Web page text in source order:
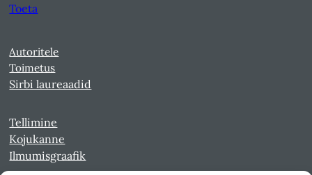
Toeta
Autoritele
Toimetus
Sirbi laureaadid
Tellimine
Kojukanne
Ilmumisgraafik